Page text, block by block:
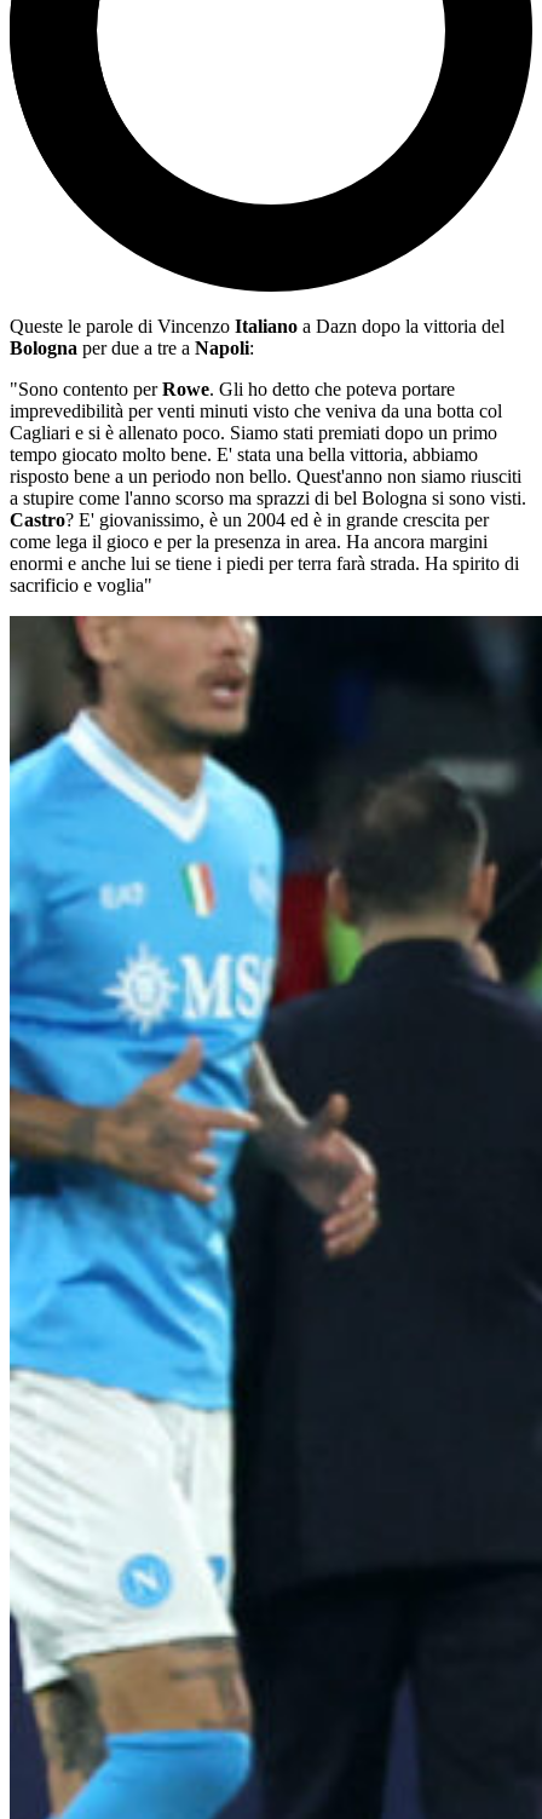
Queste le parole di Vincenzo Italiano a Dazn dopo la vittoria del
Bologna per due a tre a Napoli:
"Sono contento perRowe. Gli ho detto che poteva portare
imprevedibilità per venti minuti visto che veniva da una botta col
Cagliari e si è allenato poco. Siamo stati premiati dopo un primo
tempo giocato molto bene. E' stata una bella vittoria, abbiamo
risposto bene a un periodo non bello. Quest'anno non siamo riusciti
a stupire come l'anno scorso ma sprazzi di bel Bologna si sono visti.
Castro? E' giovanissimo, è un 2004 ed è in grande crescita per
come lega il gioco e per la presenza in area. Ha ancora margini
enormi e anche lui se tiene i piedi per terra farà strada. Ha spirito di
sacrificio e voglia"